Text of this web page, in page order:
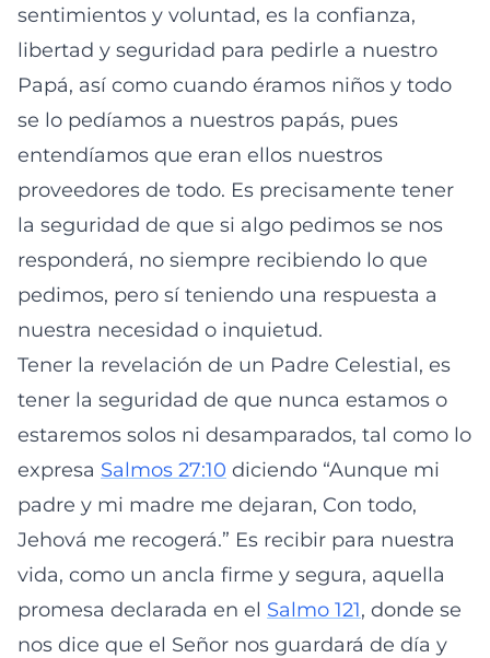
sentimientos y voluntad, es la confianza,
libertad y seguridad para pedirle a nuestro
Papá, así como cuando éramos niños y todo
se lo pedíamos a nuestros papás, pues
entendíamos que eran ellos nuestros
proveedores de todo. Es precisamente tener
la seguridad de que si algo pedimos se nos
responderá, no siempre recibiendo lo que
pedimos, pero sí teniendo una respuesta a
nuestra necesidad o inquietud.
Tener la revelación de un Padre Celestial, es
tener la seguridad de que nunca estamos o
estaremos solos ni desamparados, tal como lo
expresa Salmos 27:10 diciendo “Aunque mi
padre y mi madre me dejaran, Con todo,
Jehová me recogerá.” Es recibir para nuestra
vida, como un ancla firme y segura, aquella
promesa declarada en el Salmo 121, donde se
nos dice que el Señor nos guardará de día y